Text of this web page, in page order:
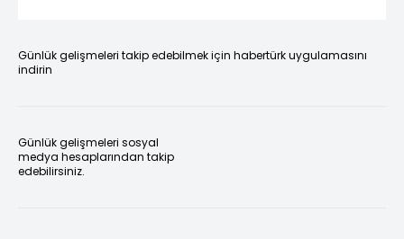
Günlük gelişmeleri takip edebilmek için habertürk uygulamasını
indirin
Günlük gelişmeleri sosyal
medya hesaplarından takip
edebilirsiniz.